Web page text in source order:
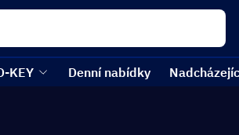
KEY Denní nabídky